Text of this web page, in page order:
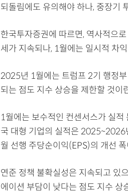
되돌림에도 유의해야 하나, 중장기
한국투자증권에 따르면, 역사적으
세가 지속되나, 1월에는 일시적 차
2025년 1월에는 트럼프 2기 행정
되는 점도 지수 상승을 제한할 것이
1월에는 보수적인 컨센서스가 실
국 대형 기업의 실적은 2025~2026
월 선행 주당순이익(EPS)의 개선 폭
연준 정책 불확실성은 지속되고 있
에이션 부담이 낮다는 점도 지수 상